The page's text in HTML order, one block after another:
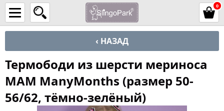
0
‹ НАЗАД
Термободи из шерсти мериноса
MAM ManyMonths (размер 50-
56/62, тёмно-зелёный)